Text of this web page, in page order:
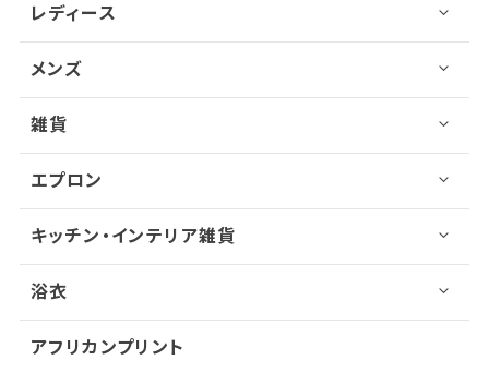
レディース
メンズ
雑貨
エプロン
キッチン・インテリア雑貨
浴衣
アフリカンプリント